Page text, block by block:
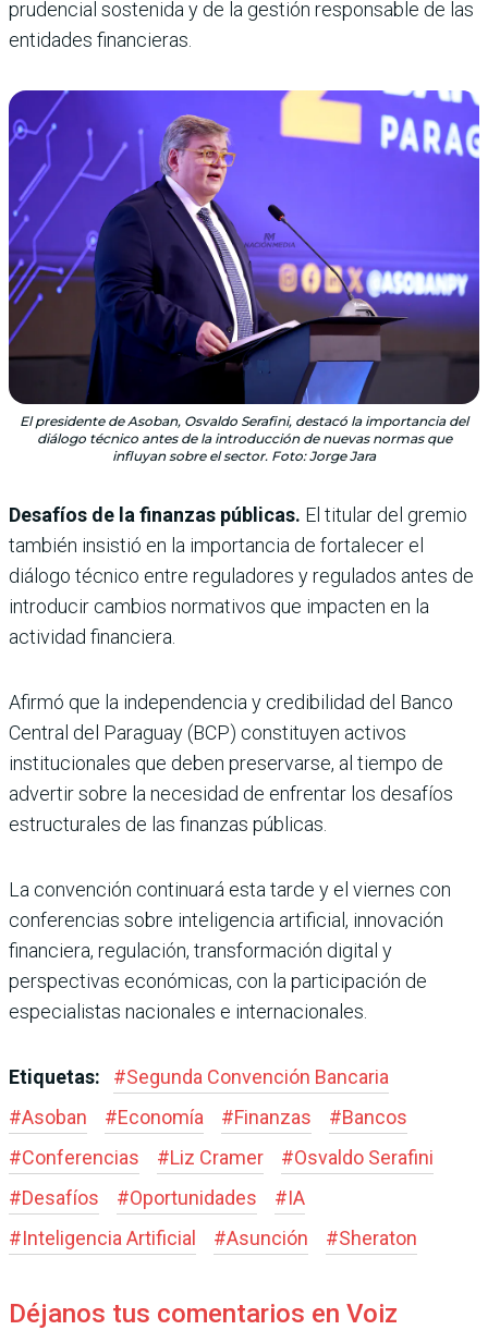
prudencial sostenida y de la gestión responsable de las
entidades financieras.
El presidente de Asoban, Osvaldo Serafini, destacó la importancia del
diálogo técnico antes de la introducción de nuevas normas que
influyan sobre el sector. Foto: Jorge Jara
Desafíos de la finanzas públicas. El titular del gremio
también insistió en la importancia de fortalecer el
diálogo técnico entre reguladores y regulados antes de
introducir cambios normativos que impacten en la
actividad financiera.
Afirmó que la independencia y credibilidad del Banco
Central del Paraguay (BCP) constituyen activos
institucionales que deben preservarse, al tiempo de
advertir sobre la necesidad de enfrentar los desafíos
estructurales de las finanzas públicas.
La convención continuará esta tarde y el viernes con
conferencias sobre inteligencia artificial, innovación
financiera, regulación, transformación digital y
perspectivas económicas, con la participación de
especialistas nacionales e internacionales.
Etiquetas: #Segunda Convención Bancaria
#Asoban #Economía #Finanzas #Bancos
#Conferencias #Liz Cramer #Osvaldo Serafini
#Desafíos #Oportunidades #IA
#Inteligencia Artificial #Asunción #Sheraton
Déjanos tus comentarios en Voiz